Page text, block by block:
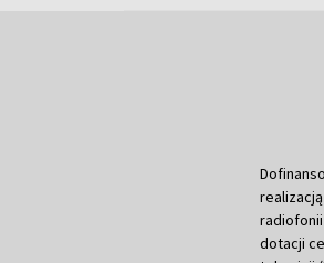
radiofonii
dotacji